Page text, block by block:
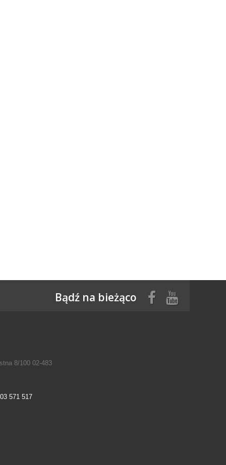
Bądź na bieżąco
8/100 02-483
571 517